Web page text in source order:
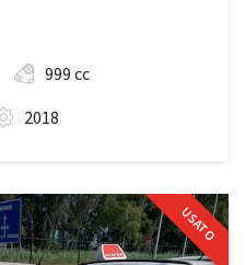
999 cc
2018
USATO